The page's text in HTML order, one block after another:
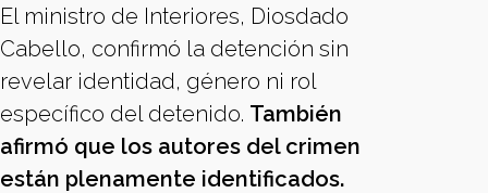
El ministro de Interiores, Diosdado
Cabello, confirmó la detención sin
revelar identidad, género ni rol
específico del detenido. También
afirmó que los autores del crimen
están plenamente identificados.